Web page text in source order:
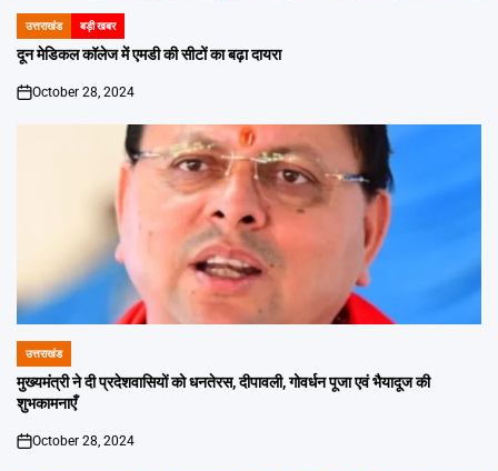
POSTED
IN
उत्तराखंड बड़ी खबर
दून मेडिकल कॉलेज में एमडी की सीटों का बढ़ा दायरा
on
October 28, 2024
POSTED
IN
उत्तराखंड
मुख्यमंत्री ने दी प्रदेशवासियों को धनतेरस, दीपावली, गोवर्धन पूजा एवं भैयादूज की
शुभकामनाएँ
on
October 28, 2024